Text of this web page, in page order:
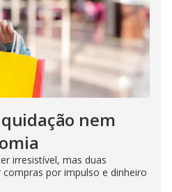
nem
irresistível, mas duas
por impulso e dinheiro